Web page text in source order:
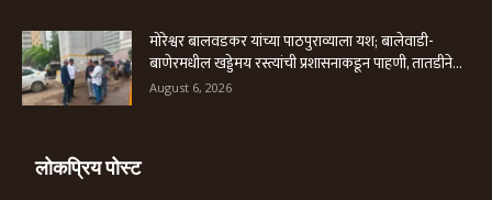
मोरेश्वर बालवडकर यांच्या पाठपुराव्याला यश; बालेवाडी-
बाणेरमधील खड्डेमय रस्त्यांची प्रशासनाकडून पाहणी, तातडीने...
August 6, 2026
लोकप्रिय पोस्ट